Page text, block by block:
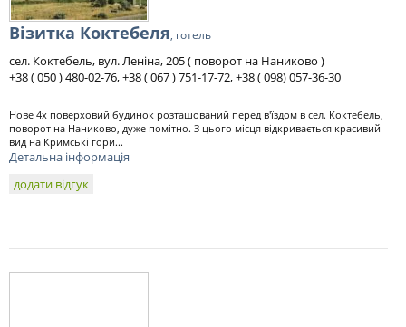
Візитка Коктебеля, готель
сел. Коктебель, вул. Леніна, 205 ( поворот на Наниково )
+38 ( 050 ) 480-02-76, +38 ( 067 ) 751-17-72, +38 ( 098) 057-36-30
Нове 4х поверховий будинок розташований перед в'їздом в сел. Коктебель,
поворот на Наниково, дуже помітно. З цього місця відкривається красивий
вид на Кримські гори...
Детальна інформація
додати відгук